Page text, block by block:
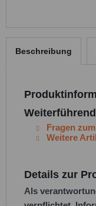
Beschreibung
Fragen
Weitere
Details zur
Als